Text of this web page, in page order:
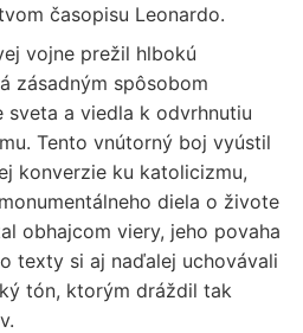
časopisu Leonardo.
vojne prežil hlbokú
zásadným spôsobom
sveta a viedla k odvrhnutiu
Tento vnútorný boj vyústil
konverzie ku katolicizmu,
diela o živote
obhajcom viery, jeho povaha
texty si aj naďalej uchovávali
tón, ktorým dráždil tak